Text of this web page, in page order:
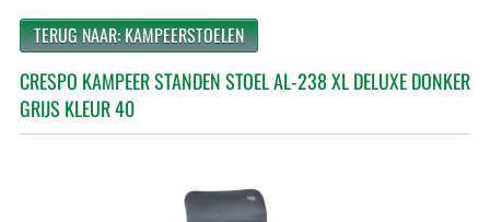
TERUG NAAR: KAMPEERSTOELEN
CRESPO KAMPEER STANDEN STOEL AL-238 XL DELUXE DONKER
GRIJS KLEUR 40